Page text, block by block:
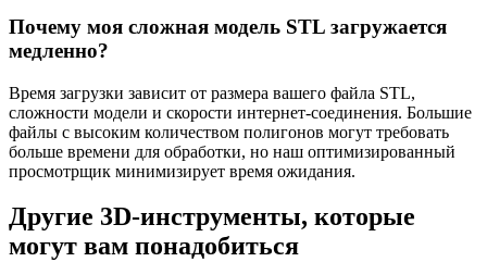
Почему моя сложная модель STL загружается
медленно?
Время загрузки зависит от размера вашего файла STL,
сложности модели и скорости интернет-соединения. Большие
файлы с высоким количеством полигонов могут требовать
больше времени для обработки, но наш оптимизированный
просмотрщик минимизирует время ожидания.
Другие 3D-инструменты, которые
могут вам понадобиться